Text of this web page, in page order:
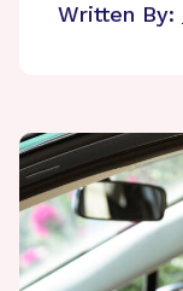
Written By: